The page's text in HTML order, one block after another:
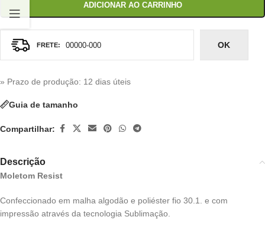
ADICIONAR AO CARRINHO
OK
» Prazo de produção: 12 dias úteis
Guia de tamanho
Compartilhar:
Descrição
Moletom Resist
Confeccionado em malha algodão e poliéster fio 30.1. e com
impressão através da tecnologia Sublimação.